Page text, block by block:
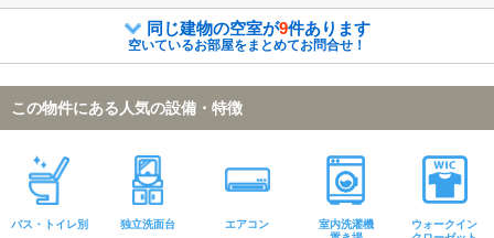
同じ建物の空室が9件あります
空いているお部屋をまとめてお問合せ！
この物件にある人気の設備・特徴
バス・トイレ別 独立洗面台 エアコン
室内洗濯機
ウォークイン